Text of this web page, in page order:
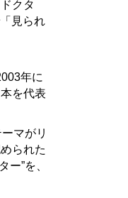
クタ
見られ
年に
を代表
マがリ
られた
”を、